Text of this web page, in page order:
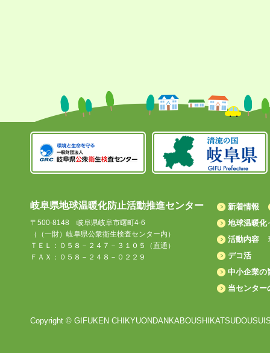
岐阜県地球温暖化防止活動推進センター
〒500-8148 岐阜県岐阜市曙町4-6
（（一財）岐阜県公衆衛生検査センター内）
ＴＥＬ：０５８－２４７－３１０５（直通）
ＦＡＸ：０５８－２４８－０２２９
新着情報
地球温暖化
活動内容
デコ活
中小企業の
当センター
Copyright © GIFUKEN